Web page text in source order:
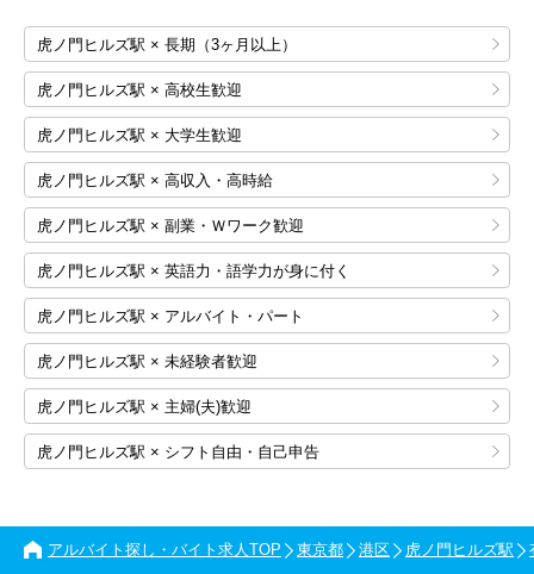
虎ノ門ヒルズ駅 × 長期（3ヶ月以上）
虎ノ門ヒルズ駅 × 高校生歓迎
虎ノ門ヒルズ駅 × 大学生歓迎
虎ノ門ヒルズ駅 × 高収入・高時給
虎ノ門ヒルズ駅 × 副業・Ｗワーク歓迎
虎ノ門ヒルズ駅 × 英語力・語学力が身に付く
虎ノ門ヒルズ駅 × アルバイト・パート
虎ノ門ヒルズ駅 × 未経験者歓迎
虎ノ門ヒルズ駅 × 主婦(夫)歓迎
虎ノ門ヒルズ駅 × シフト自由・自己申告
アルバイト探し・バイト求人TOP 東京都 港区 虎ノ門ヒルズ駅